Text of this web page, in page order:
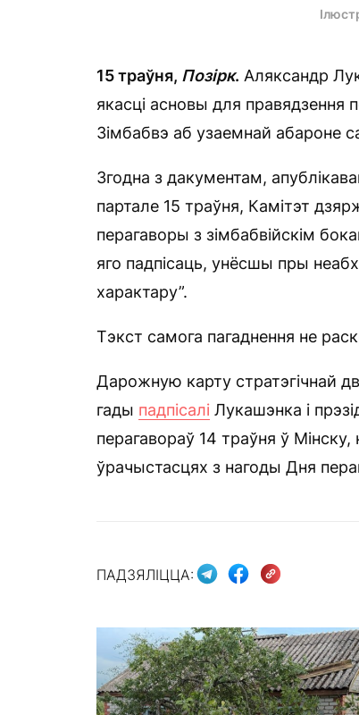
15 траўня, Позірк. Аляксандр
якасці асновы для правядзення
Зімбабвэ аб узаемнай абароне
Згодна з дакументам,
партале 15 траўня, Камітэт
перагаворы з зімбабвійскім
яго падпісаць, унёсшы пры
характару”.
Тэкст самога пагаднення не
Дарожную карту стратэгічнай
гады падпісалі Лукашэнка і
перагавораў 14 траўня ў
ўрачыстасцях з нагоды Дня
ПАДЗЯЛІЦЦА: